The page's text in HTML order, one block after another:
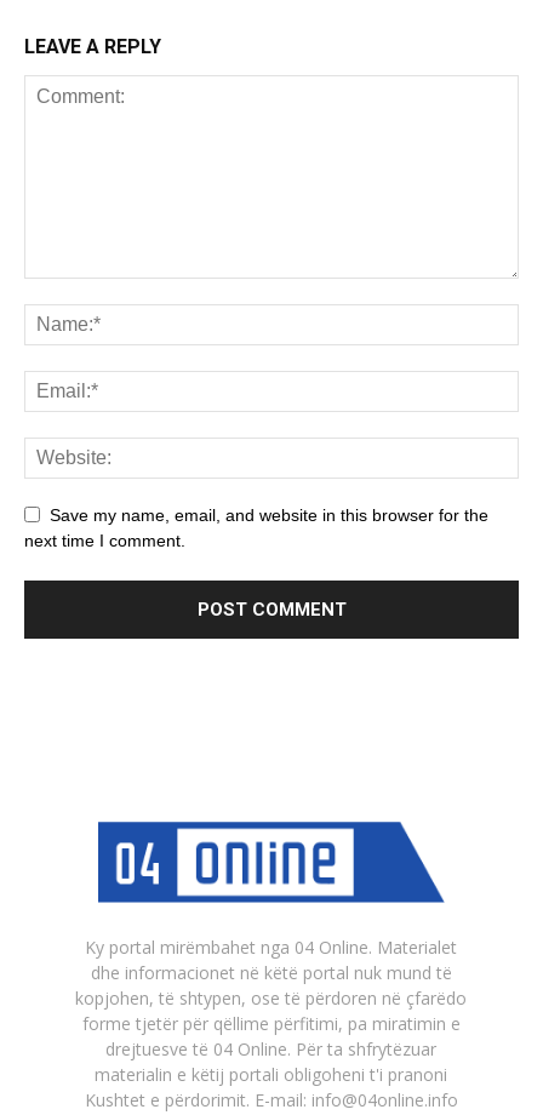
LEAVE A REPLY
Save my name, email, and website in this browser for the
next time I comment.
Ky portal mirëmbahet nga 04 Online. Materialet
dhe informacionet në këtë portal nuk mund të
kopjohen, të shtypen, ose të përdoren në çfarëdo
forme tjetër për qëllime përfitimi, pa miratimin e
drejtuesve të 04 Online. Për ta shfrytëzuar
materialin e këtij portali obligoheni t'i pranoni
Kushtet e përdorimit. E-mail: info@04online.info